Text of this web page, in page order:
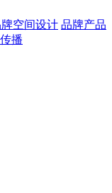
空间设计 品牌产品
播